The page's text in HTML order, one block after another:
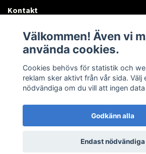
Kontakt
Mer information:
Sociala medier
© 2026 Airtune Marin och
Välkommen! Även vi
använda cookies.
Cookies behövs för statistik och
reklam sker aktivt från vår sida. Välj
nödvändiga om du vill att ingen
Godkänn alla
Endast nödvändiga